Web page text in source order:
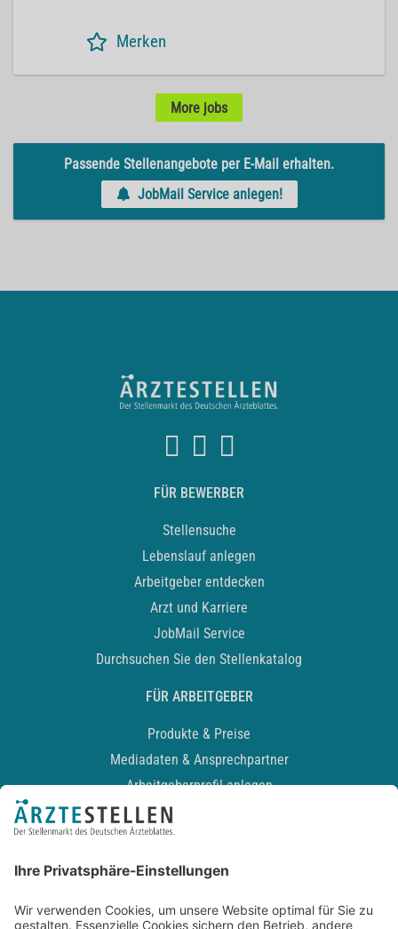
Merken
More jobs
Passende Stellenangebote per E-Mail erhalten.
JobMail Service anlegen!
FÜR BEWERBER
Stellensuche
Lebenslauf anlegen
Arbeitgeber entdecken
Arzt und Karriere
JobMail Service
Durchsuchen Sie den Stellenkatalog
FÜR ARBEITGEBER
Produkte & Preise
Mediadaten & Ansprechpartner
Arbeitgeberprofil anlegen
Recruiting-Podcast
Kontakt